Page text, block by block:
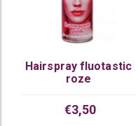
Hairspray fluotastic
roze
€3,50